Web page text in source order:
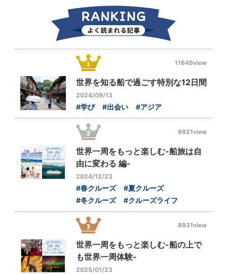
11649view
世界を知る船で過ごす特別な12日間
2024/09/13
#学び #出会い #アジア
9921view
世界一周をもっと楽しむ-船旅は自
由に変わる 編-
2024/12/23
#春クルーズ
#夏クルーズ
#冬クルーズ
#クルーズライフ
8931view
世界一周をもっと楽しむ-船の上で
も世界一周体験-
2025/01/23